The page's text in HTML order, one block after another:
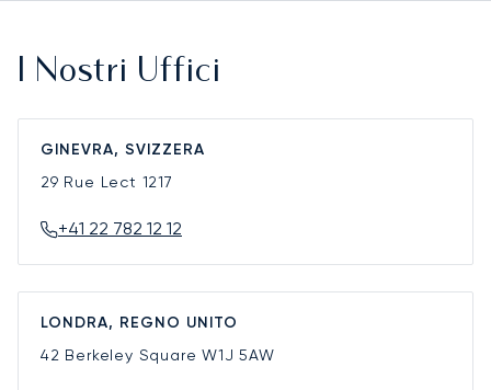
I Nostri Uffici
GINEVRA, SVIZZERA
29 Rue Lect 1217
+41 22 782 12 12
LONDRA, REGNO UNITO
42 Berkeley SquareW1J 5AW